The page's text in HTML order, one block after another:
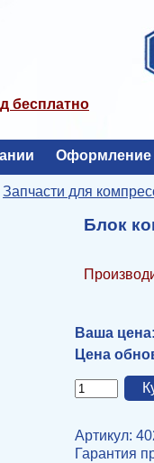
бесплатно
Оформление
Запчасти для
Блок
Ваша
Цена
Артикул:
Гарантия